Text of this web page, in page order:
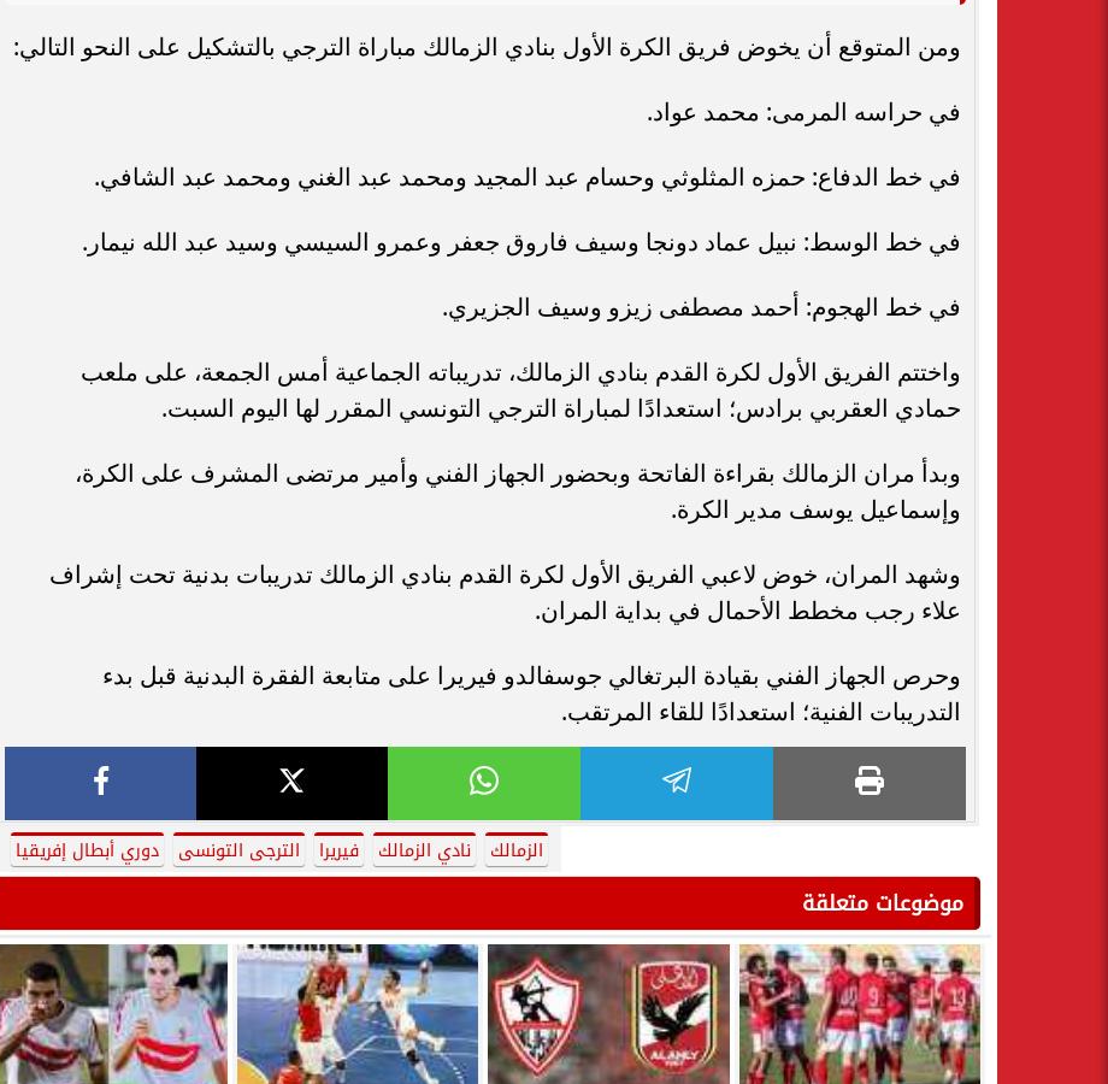
ومن المتوقع أن يخوض فريق الكرة الأول بنادي الزمالك مباراة الترجي بالتشكيل على النحو التالي:
في حراسه المرمى: محمد عواد.
في خط الدفاع: حمزه المثلوثي وحسام عبد المجيد ومحمد عبد الغني ومحمد عبد الشافي.
في خط الوسط: نبيل عماد دونجا وسيف فاروق جعفر وعمرو السيسي وسيد عبد الله نيمار.
في خط الهجوم: أحمد مصطفى زيزو وسيف الجزيري.
واختتم الفريق الأول لكرة القدم بنادي الزمالك، تدريباته الجماعية أمس الجمعة، على ملعب
حمادي العقربي برادس؛ استعدادًا لمباراة الترجي التونسي المقرر لها اليوم السبت.
وبدأ مران الزمالك بقراءة الفاتحة وبحضور الجهاز الفني وأمير مرتضى المشرف على الكرة،
وإسماعيل يوسف مدير الكرة.
وشهد المران، خوض لاعبي الفريق الأول لكرة القدم بنادي الزمالك تدريبات بدنية تحت إشراف
علاء رجب مخطط الأحمال في بداية المران.
وحرص الجهاز الفني بقيادة البرتغالي جوسفالدو فيريرا على متابعة الفقرة البدنية قبل بدء
التدريبات الفنية؛ استعدادًا للقاء المرتقب.
الزمالك نادي الزمالك فيريرا الترجى التونسى دوري أبطال إفريقيا
موضوعات متعلقة